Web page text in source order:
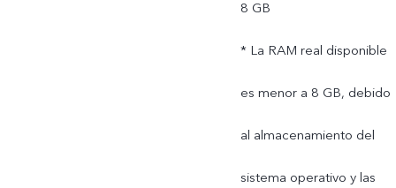
8 GB
* La RAM real disponible
es menor a 8 GB, debido
al almacenamiento del
sistema operativo y las